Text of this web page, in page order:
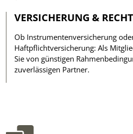
VERSICHERUNG & RECHT
Ob Instrumentenversicherung
Haftpflichtversicherung: Als
Sie von günstigen
zuverlässigen Partner.